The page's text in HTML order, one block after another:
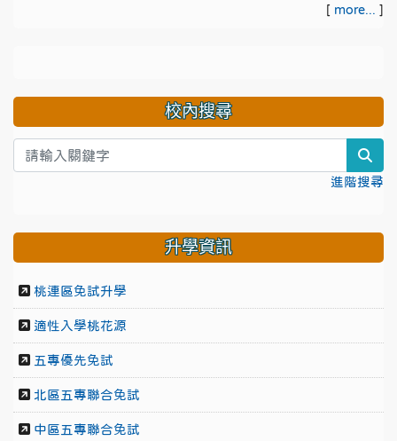
[ more... ]
校內搜尋
進階搜尋
升學資訊
桃連區免試升學
適性入學桃花源
五專優先免試
北區五專聯合免試
中區五專聯合免試